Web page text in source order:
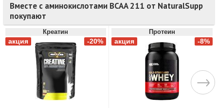
Вместе с аминокислотами BCAA 211 от NaturalSupp
покупают
Креатин Протеин